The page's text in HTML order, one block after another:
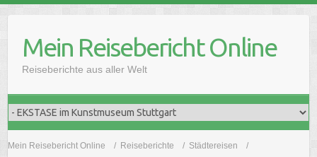
contentMein Reisebericht Online
Reiseberichte aus aller Welt
Mein Reisebericht Online Reiseberichte
Städtereisen